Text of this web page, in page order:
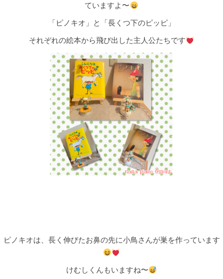
ていますよ〜
「ピノキオ」と「長くつ下のピッピ」
それぞれの絵本から飛び出した主人公たちです
ピノキオは、長く伸びたお鼻の先に小鳥さんが巣を作っています
けむしくんもいますね〜